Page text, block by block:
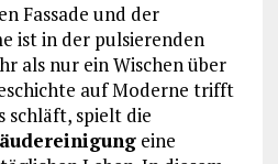
Fassade und der
ist in der pulsierenden
als nur ein Wischen über
auf Moderne trifft
schläft, spielt die
eine